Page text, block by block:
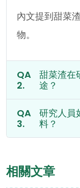
內文提到甜菜
物。
甜菜渣在
途？
研究人員
料？
相關文章